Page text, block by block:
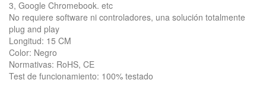
3, Google Chromebook. etc
No requiere software ni controladores, una solución totalmente
plug and play
Longitud: 15 CM
Color: Negro
Normativas: RoHS, CE
Test de funcionamiento: 100% testado